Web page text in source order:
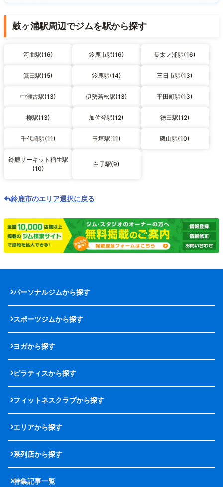
鼓ヶ浦駅周辺でジムを駅から探す
河曲駅(16) 鈴鹿市駅(16) 長太ノ浦駅(16)
箕田駅(15) 鈴鹿駅(14) 三日市駅(13)
中瀬古駅(13) 伊勢若松駅(13) 平田町駅(13)
柳駅(13) 加佐登駅(12) 徳田駅(12)
千代崎駅(11) 玉垣駅(11) 磯山駅(10)
鈴鹿サーキット稲生駅
(10)
白子駅(9)
鈴鹿市のエリア選択に戻る
パーソナルジムから探す
スポーツジムから探す
ヨガから探す
ピラティスから探す
フィットネスクラブから探す
エリアから探す
系列店から探す
特集記事一覧